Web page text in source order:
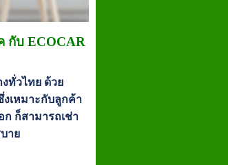
กับ ECOCAR
ทั่วไทย ด้วย
เหมาะกับลูกค้า
ก็สามารถเช่า
าย